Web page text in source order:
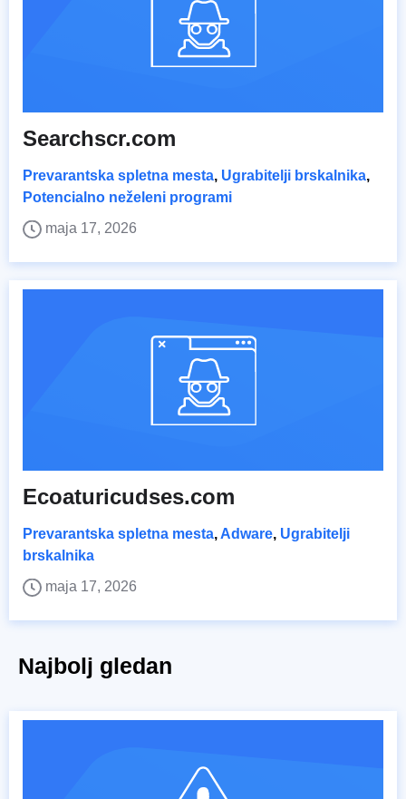
Searchscr.com
Prevarantska spletna mesta, Ugrabitelji brskalnika,
Potencialno neželeni programi
maja 17, 2026
Ecoaturicudses.com
Prevarantska spletna mesta, Adware, Ugrabitelji
brskalnika
maja 17, 2026
Najbolj gledan